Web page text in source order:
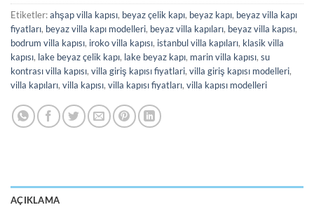
Etiketler:ahşap villa kapısı, beyaz çelik kapı, beyaz kapı, beyaz villa kapı
fiyatları, beyaz villa kapı modelleri, beyaz villa kapıları, beyaz villa kapısı,
bodrum villa kapısı, iroko villa kapısı, istanbul villa kapıları, klasik villa
kapısı, lake beyaz çelik kapı, lake beyaz kapı, marin villa kapısı, su
kontrası villa kapısı, villa giriş kapısı fiyatlari, villa giriş kapısı modelleri,
villa kapıları, villa kapısı, villa kapısı fiyatları, villa kapısı modelleri
AÇIKLAMA